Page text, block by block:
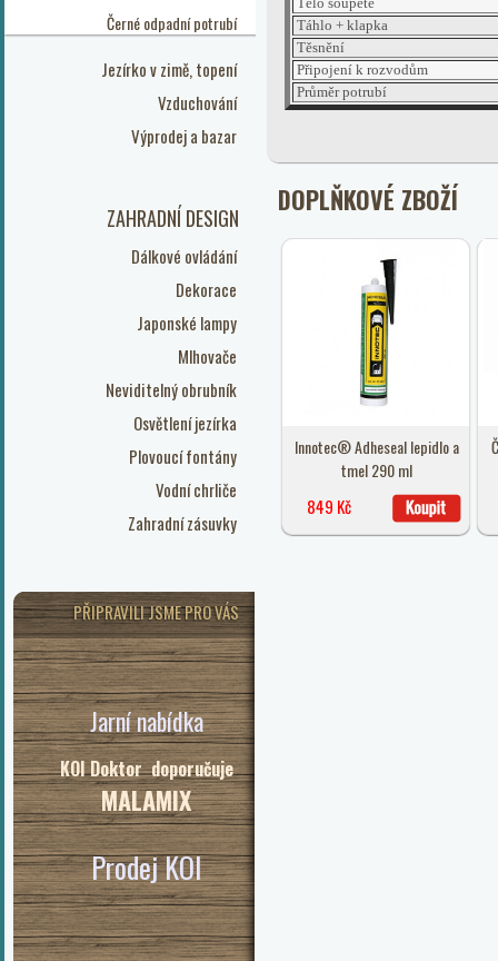
Černé odpadní potrubí
Jezírko v zimě, topení
Vzduchování
Výprodej a bazar
ZAHRADNÍ DESIGN
Dálkové ovládání
Dekorace
Japonské lampy
Mlhovače
Neviditelný obrubník
Osvětlení jezírka
Plovoucí fontány
Vodní chrliče
Zahradní zásuvky
PŘIPRAVILI JSME PRO VÁS
Jarní nabídka
KOI Doktor doporučuje
MALAMIX
Prodej KOI
Táhlo + klapka
Těsnění
Připojení k rozvodům
Průměr potrubí
DOPLŇKOVÉ ZBOŽÍ
Innotec® Adheseal lepidlo a
tmel 290 ml
849 Kč